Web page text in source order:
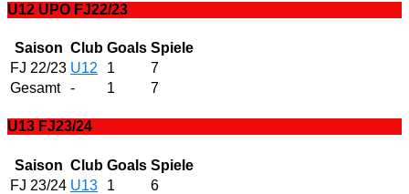
U12 UPO FJ22/23
Saison Club Goals Spiele
FJ 22/23 U12 1
7
Gesamt
- 1 7
U13 FJ23/24
Saison Club Goals Spiele
FJ 23/24 U13 1
6